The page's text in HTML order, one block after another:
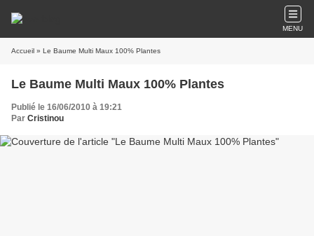
MENU
Accueil » Le Baume Multi Maux 100% Plantes
Le Baume Multi Maux 100% Plantes
Publié le 16/06/2010 à 19:21
Par Cristinou